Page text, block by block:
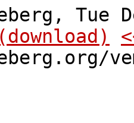
Tue
(download)